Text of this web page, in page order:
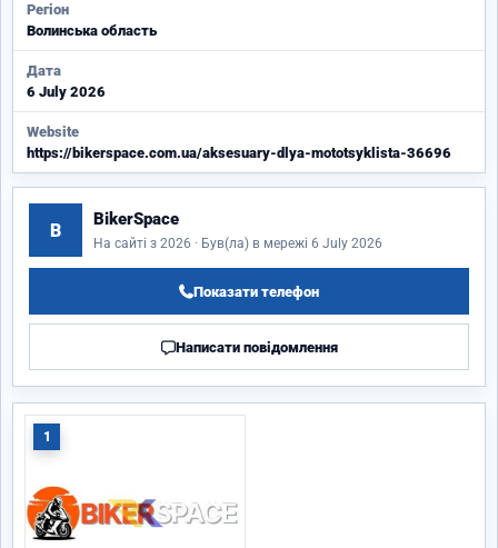
1
Регіон
Волинська область
Дата
6 July 2026
Website
https://bikerspace.com.ua/aksesuary-dlya-mototsyklista-36696
B
BikerSpace
На сайті з 2026 · Був(ла) в мережі 6 July 2026
Показати телефон
Написати повідомлення